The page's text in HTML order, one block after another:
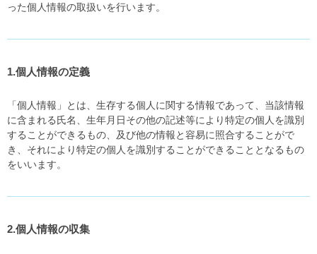
った個人情報の取扱いを行います。
1.個人情報の定義
「個人情報」とは、生存する個人に関する情報であって、当該情報
に含まれる氏名、生年月日その他の記述等により特定の個人を識別
することができるもの、及び他の情報と容易に照合することがで
き、それにより特定の個人を識別することができることとなるもの
をいいます。
2.個人情報の収集